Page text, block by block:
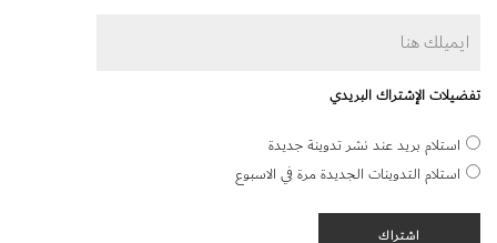
تفضيلات الإشتراك البريدي
استلام بريد عند نشر تدوينة جديدة
استلام التدوينات الجديدة مرة في الاسبوع